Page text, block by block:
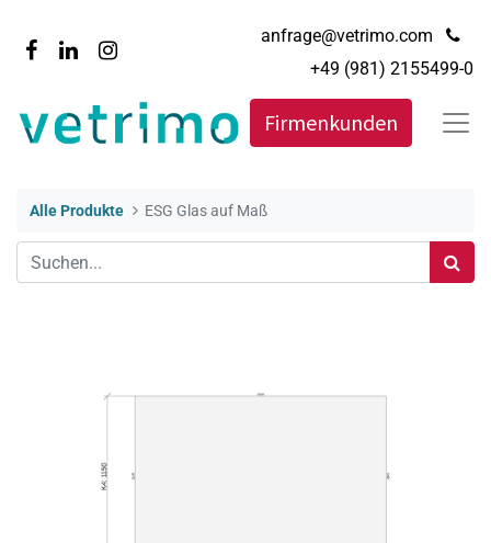
anfrage@vetrimo.com
+49 (981) 2155499-0
Firmenkunden
Alle Produkte ESG Glas auf Maß